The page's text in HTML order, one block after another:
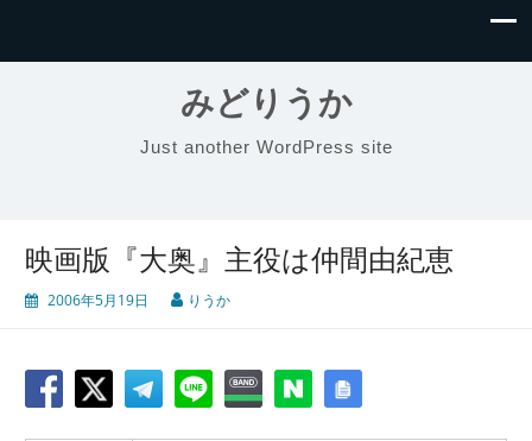
みどりうか
Just another WordPress site
映画版『大奥』主役は仲間由紀恵
2006年5月19日 りうか